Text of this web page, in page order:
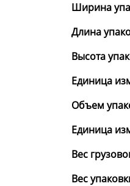
Ширина
Длина
Высота
Единица
Объем
Единица
Вес
Вес